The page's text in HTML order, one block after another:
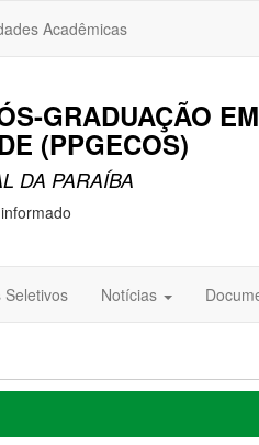
Acadêmicas
GRADUAÇÃO
(PPGECOS)
DA PARAÍBA
Seletivos Notícias